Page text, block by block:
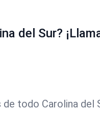
del Sur?
todo Carolina del